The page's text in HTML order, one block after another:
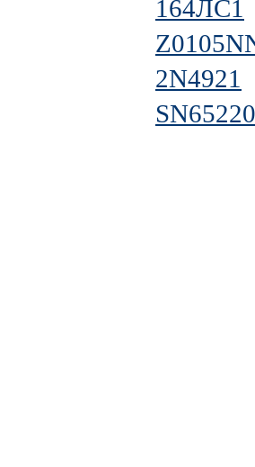
164ЛС1
2N4921